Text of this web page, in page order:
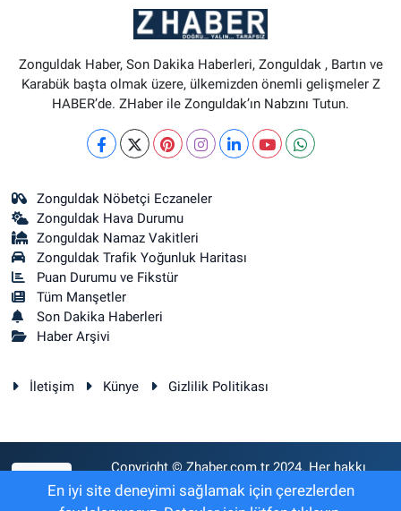
Zonguldak Haber, Son Dakika Haberleri, Zonguldak , Bartın ve
Karabük başta olmak üzere, ülkemizden önemli gelişmeler Z
HABER’de. ZHaber ile Zonguldak’ın Nabzını Tutun.
Zonguldak Nöbetçi Eczaneler
Zonguldak Hava Durumu
Zonguldak Namaz Vakitleri
Zonguldak Trafik Yoğunluk Haritası
Puan Durumu ve Fikstür
Tüm Manşetler
Son Dakika Haberleri
Haber Arşivi
İletişim Künye Gizlilik Politikası
Copyright © Zhaber.com.tr 2024. Her hakkı
saklıdır.
En iyi site deneyimi sağlamak için çerezlerden